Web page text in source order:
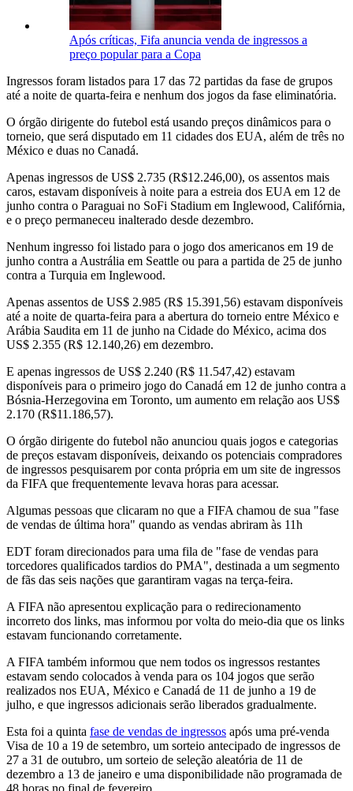
Após críticas, Fifa anuncia venda de ingressos a
preço popular para a Copa
Ingressos foram listados para 17 das 72 partidas da fase de grupos
até a noite de quarta-feira e nenhum dos jogos da fase eliminatória.
O órgão dirigente do futebol está usando preços dinâmicos para o
torneio, que será disputado em 11 cidades dos EUA, além de três no
México e duas no Canadá.
Apenas ingressos de US$ 2.735 (R$12.246,00), os assentos mais
caros, estavam disponíveis à noite para a estreia dos EUA em 12 de
junho contra o Paraguai no SoFi Stadium em Inglewood, Califórnia,
e o preço permaneceu inalterado desde dezembro.
Nenhum ingresso foi listado para o jogo dos americanos em 19 de
junho contra a Austrália em Seattle ou para a partida de 25 de junho
contra a Turquia em Inglewood.
Apenas assentos de US$ 2.985 (R$ 15.391,56) estavam disponíveis
até a noite de quarta-feira para a abertura do torneio entre México e
Arábia Saudita em 11 de junho na Cidade do México, acima dos
US$ 2.355 (R$ 12.140,26) em dezembro.
E apenas ingressos de US$ 2.240 (R$ 11.547,42) estavam
disponíveis para o primeiro jogo do Canadá em 12 de junho contra a
Bósnia-Herzegovina em Toronto, um aumento em relação aos US$
2.170 (R$11.186,57).
O órgão dirigente do futebol não anunciou quais jogos e categorias
de preços estavam disponíveis, deixando os potenciais compradores
de ingressos pesquisarem por conta própria em um site de ingressos
da FIFA que frequentemente levava horas para acessar.
Algumas pessoas que clicaram no que a FIFA chamou de sua "fase
de vendas de última hora" quando as vendas abriram às 11h
EDT foram direcionados para uma fila de "fase de vendas para
torcedores qualificados tardios do PMA", destinada a um segmento
de fãs das seis nações que garantiram vagas na terça-feira.
A FIFA não apresentou explicação para o redirecionamento
incorreto dos links, mas informou por volta do meio-dia que os links
estavam funcionando corretamente.
A FIFA também informou que nem todos os ingressos restantes
estavam sendo colocados à venda para os 104 jogos que serão
realizados nos EUA, México e Canadá de 11 de junho a 19 de
julho, e que ingressos adicionais serão liberados gradualmente.
Esta foi a quinta fase de vendas de ingressos após uma pré-venda
Visa de 10 a 19 de setembro, um sorteio antecipado de ingressos de
27 a 31 de outubro, um sorteio de seleção aleatória de 11 de
dezembro a 13 de janeiro e uma disponibilidade não programada de
48 horas no final de fevereiro.